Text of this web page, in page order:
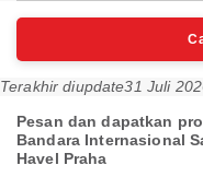
Terakhir diupdate31 Juli
Pesan dan dapatkan
Bandara Internasional
Havel Praha